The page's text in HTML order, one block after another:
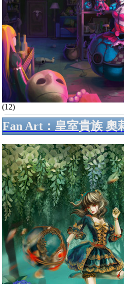
(12)
Fan Art：皇室貴族 奧